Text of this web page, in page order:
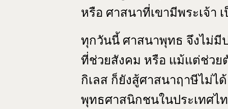
หรือ ศาสนาที่เขามีพระเจ้า
ทุกวันนี้ ศาสนาพุทธ จึงไม่มี
ที่ช่วยสังคม หรือ แม้แต่ช่วย
กิเลส ก็ยังสู้ศาสนาฤาษีไม่ไ
พุทธศาสนิกชนในประเทศไ